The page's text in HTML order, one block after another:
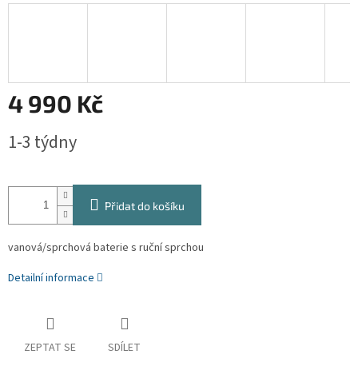
4 990 Kč
cena:
1-3 týdny
Přidat do košíku
vanová/sprchová baterie s ruční sprchou
Detailní informace
ZEPTAT SE SDÍLET